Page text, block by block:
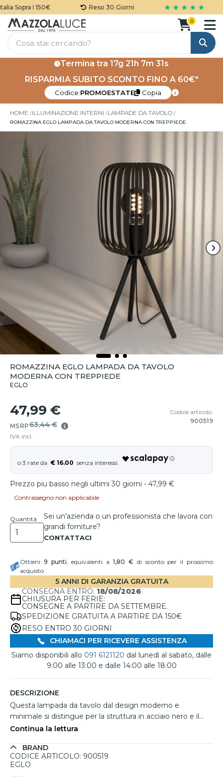
Sopra I 150€ Reso 30 Giorni ★ ★ ★ ★ ★
Cerca
0
Termina tra 17g 21h 7m 30s
RISPARMIA SUBITO SCONTO FINO A 60€*
Codice:PROMOESTATE Copia
HOME ILLUMINAZIONE INTERNI LAMPADE DA TAVOLO
ROMAZZINA EGLO LAMPADA DA TAVOLO MODERNA CON TREPPIEDE
ROMAZZINA EGLO LAMPADA DA TAVOLO
MODERNA CON TREPPIEDE
EGLO
47,99 €
MSRP63,44 €
IVA incl.
Codice articolo:
900519
€ 16.00
Prezzo piu basso negli ultimi 30 giorni - 47,99 €
Contrassegno non applicabile
Quantità
Sei un'azienda o un professionista che lavora con
grandi forniture?
Ottieni 9 punti, equivalenti a1,80 €di sconto per il prossimo
acquisto
5 ANNI DI GARANZIA GRATUITA
CONSEGNA ENTRO: 18/08/2026
CHIUSURA PER FERIE:
CONSEGNE A PARTIRE DA SETTEMBRE.
SPEDIZIONE GRATUITA A PARTIRE DA 150€
RESO ENTRO 30 GIORNI
CHIAMACI PER RICEVERE ASSISTENZA
Siamo disponibili allo 091 6121120 dal lunedì al sabato, dalle
9:00 alle 13:00 e dalle 14:00 alle 18:00
DESCRIZIONE
Questa lampada da tavolo dal design moderno e
minimale si distingue per la struttura in acciaio nero e il
diffusore a listelli verticali che avvolge la lampadina,
Romaziina di Eglo). Sorretto da un treppiede slanciato, il
modello unisce stabilità e leggerezza visiva, rendendolo
Continua la lettura
BRAND
CODICE ARTICOLO: 900519
EGLO